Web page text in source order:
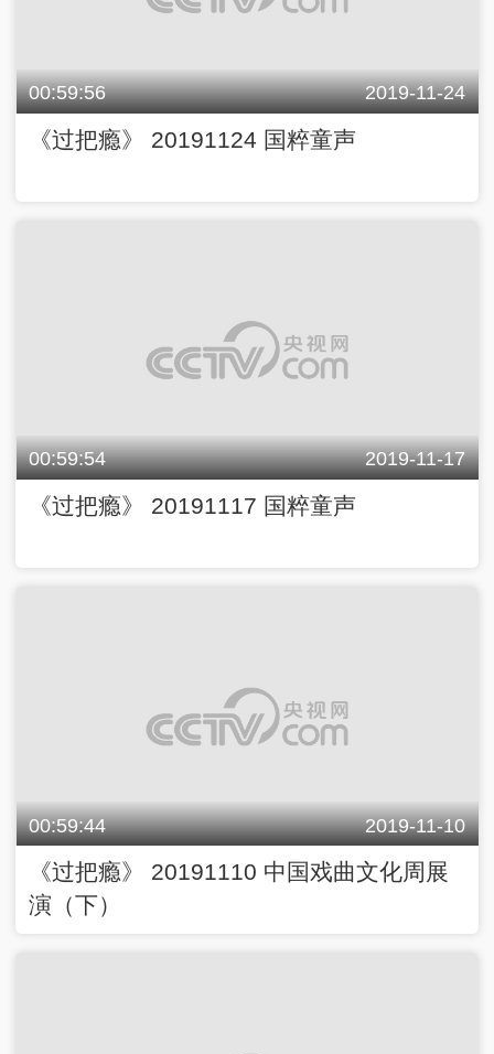
00:59:56 2019-11-24
《过把瘾》 20191124 国粹童声
00:59:54 2019-11-17
《过把瘾》 20191117 国粹童声
00:59:44 2019-11-10
《过把瘾》 20191110 中国戏曲文化周展
演（下）